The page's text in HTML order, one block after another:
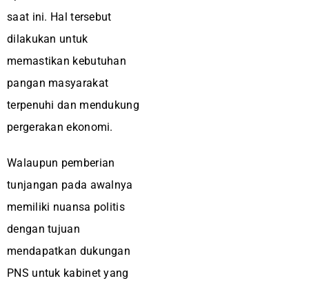
saat ini. Hal tersebut
dilakukan untuk
memastikan kebutuhan
pangan masyarakat
terpenuhi dan mendukung
pergerakan ekonomi.
Walaupun pemberian
tunjangan pada awalnya
memiliki nuansa politis
dengan tujuan
mendapatkan dukungan
PNS untuk kabinet yang